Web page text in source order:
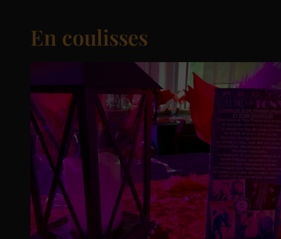
En coulisses